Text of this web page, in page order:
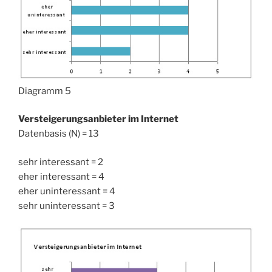
Diagramm 5
Versteigerungsanbieter im Internet
Datenbasis (N) = 13
sehr interessant = 2
eher interessant = 4
eher uninteressant = 4
sehr uninteressant = 3